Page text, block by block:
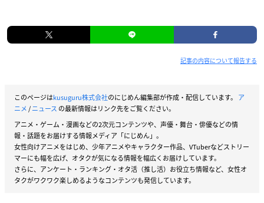
記事の内容について報告する
このページはkusuguru株式会社のにじめん編集部が作成・配信しています。 ア
ニメ/ニュース の最新情報はリンク先をご覧ください。
アニメ・ゲーム・漫画などの2次元コンテンツや、声優・舞台・俳優などの情
報・話題をお届けする情報メディア「にじめん」。
女性向けアニメをはじめ、少年アニメやキャラクター作品、VTuberなどストリー
マーにも幅を広げ、オタクが気になる情報を幅広くお届けしています。
さらに、アンケート・ランキング・オタ活（推し活）お役立ち情報など、女性オ
タクがワクワク楽しめるようなコンテンツも発信しています。